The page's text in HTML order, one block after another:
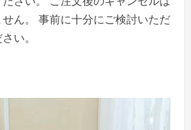
ん。 事前に十分にご検討いただ
い。